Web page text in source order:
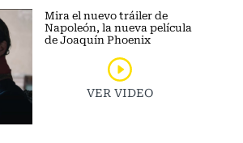
Mira el nuevo tráiler de
Napoleón, la nueva película
de Joaquín Phoenix
VER VIDEO